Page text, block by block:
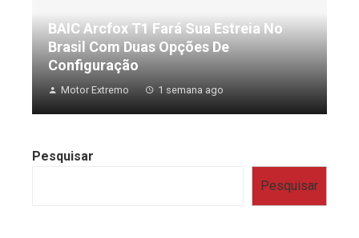
BAIC Arcfox T1 Fará Sua Estreia No
Brasil Com Duas Opções De
Configuração
Motor Extremo 1 semana ago
Pesquisar
Pesquisar